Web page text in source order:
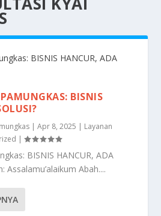
BISNIS
|Apr 8, 2025 | Layanan
|
BISNIS HANCUR, ADA
Assalamu’alaikum Abah....